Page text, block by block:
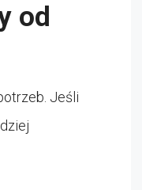
od
Jeśli